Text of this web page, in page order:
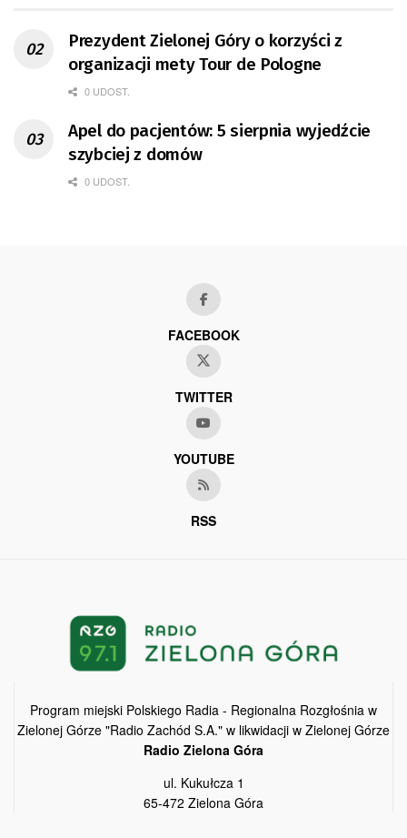
Prezydent Zielonej Góry o korzyści z
organizacji mety Tour de Pologne
0 UDOST.
Apel do pacjentów: 5 sierpnia wyjedźcie
szybciej z domów
0 UDOST.
FACEBOOK
TWITTER
YOUTUBE
RSS
Program miejski Polskiego Radia - Regionalna Rozgłośnia w
Zielonej Górze "Radio Zachód S.A." w likwidacji w Zielonej Górze
Radio Zielona Góra
ul. Kukułcza 1
65-472 Zielona Góra